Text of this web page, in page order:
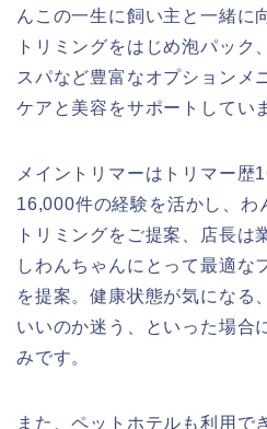
んこの一生に飼い主と一緒に
トリミングをはじめ泡パック
スパなど豊富なオプションメ
ケアと美容をサポートしてい
メイントリマーはトリマー歴
16,000件の経験を活かし、わ
トリミングをご提案、店長は
しわんちゃんにとって最適な
を提案。健康状態が気になる
いいのか迷う、といった場合
みです。
また、ペットホテルも利用で